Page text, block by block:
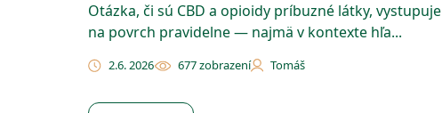
Otázka, či sú CBD a opioidy príbuzné látky, vystupuje
na povrch pravidelne — najmä v kontexte hľa...
2.6. 2026 677 zobrazení Tomáš